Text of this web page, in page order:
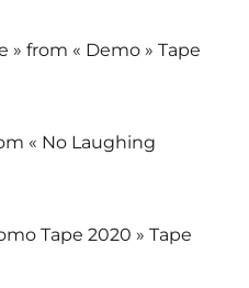
» from « Demo » Tape
« No Laughing
Tape 2020 » Tape